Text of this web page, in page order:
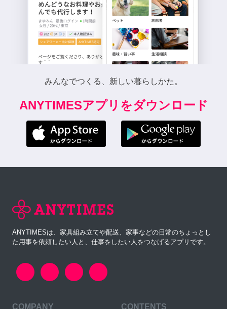
みんなでつくる、新しい暮らしかた。
ANYTIMESアプリをダウンロード
ANYTIMESは、家具組み立てや配送、家事などの日常のちょっとし
た用事を依頼したい人と、仕事をしたい人をつなげるアプリです。
COMPANY CONTENTS